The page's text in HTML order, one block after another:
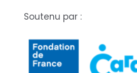
Soutenu par :